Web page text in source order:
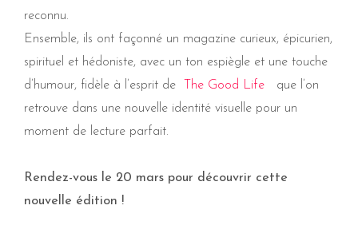
reconnu.
Ensemble, ils ont façonné un magazine curieux, épicurien,
spirituel et hédoniste, avec un ton espiègle et une touche
d’humour, fidèle à l’esprit de
The Good Life que l’on
retrouve dans une nouvelle identité visuelle pour un
moment de lecture parfait.
Rendez-vous le 20 mars pour découvrir cette
nouvelle édition !